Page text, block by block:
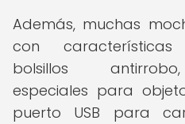
Además, muchas
con
bolsillos
especiales para
puerto USB para